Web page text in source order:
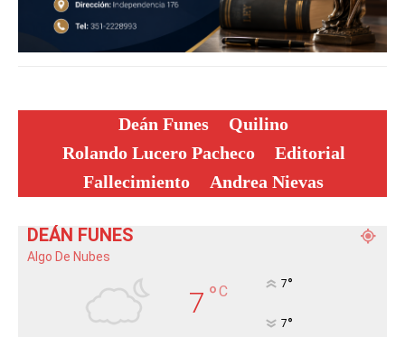
Deán Funes
Quilino
Rolando Lucero Pacheco
Editorial
Fallecimiento
Andrea Nievas
DEÁN FUNES
Algo De Nubes
7 °C 7°
7°